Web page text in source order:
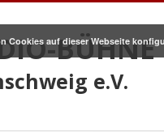
BÜHNE
e.V.
Cookies auf dieser Webseite